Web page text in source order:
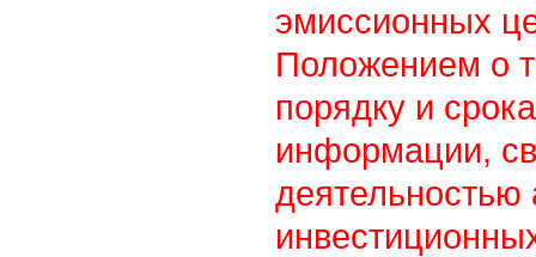
эмиссионных
Положением о
порядку и
информации,